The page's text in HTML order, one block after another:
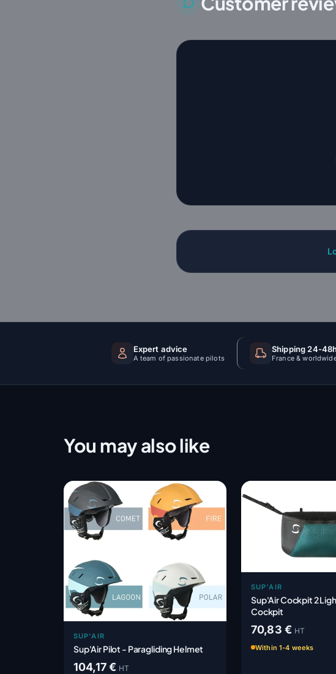
Expert advice
A team of passionate pilots
Shipping 24-
France &
You may also like
SUP'AIR
Sup'Air Pilot - Paragliding Helmet
104,17 € HT
SUP'AIR
Sup'Air Cockpit 2
Cockpit
70,83 € HT
Within 1-4 weeks